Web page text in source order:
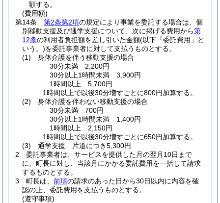
額する。
(費用額)
第14条
第2条第2項の規定により事業を委託する場合は、個
別移動支援及び通学支援について、次に掲げる費用から第
12条の利用者負担額を差し引いた金額(以下「委託費用」と
いう。)を委託事業者に対して支払うものとする。
(1)
身体介護を伴う移動支援の場合
30分未満 2,200円
30分以上1時間未満 3,900円
1時間以上 5,700円
1時間以上で以後30分増すごとに800円加算する。
(2)
身体介護を伴わない移動支援の場合
30分未満 700円
30分以上1時間未満 1,400円
1時間以上 2,150円
1時間以上で以後30分増すごとに650円加算する。
(3)
通学支援 片道につき5,300円
2
委託事業者は、サービスを提供した月の翌月10日まで
に、町長に対し、当該月にかかる委託費用を一括して請求
するものとする。
3
町長は、 前項の請求のあった日から30日以内に内容を確
認の上、委託費用を支払うものとする。
(遵守事項)